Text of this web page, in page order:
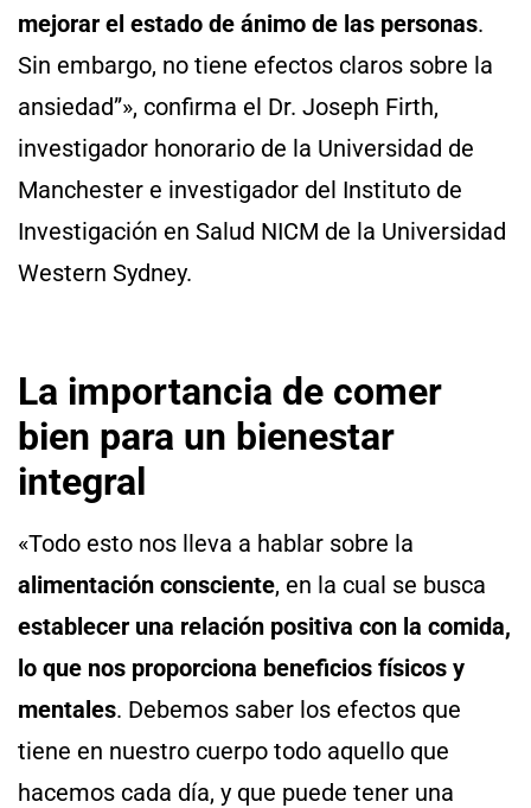
mejorar el estado de ánimo de las personas.
Sin embargo, no tiene efectos claros sobre la
ansiedad”», confirma el Dr. Joseph Firth,
investigador honorario de la Universidad de
Manchester e investigador del Instituto de
Investigación en Salud NICM de la Universidad
Western Sydney.
La importancia de comer
bien para un bienestar
integral
«Todo esto nos lleva a hablar sobre la
alimentación consciente, en la cual se busca
establecer una relación positiva con la comida,
lo que nos proporciona beneficios físicos y
mentales. Debemos saber los efectos que
tiene en nuestro cuerpo todo aquello que
hacemos cada día, y que puede tener una